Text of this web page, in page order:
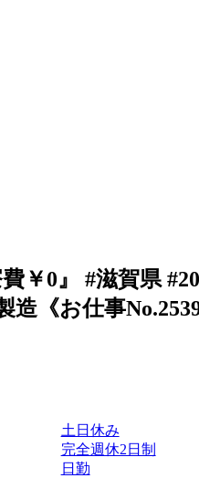
￥0』 #滋賀県
《お仕事
土日休み
完全週休2日制
日勤